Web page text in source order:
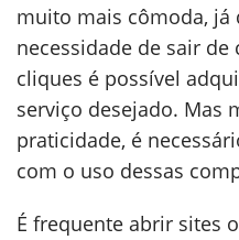
muito mais cômoda, já
necessidade de sair de
cliques é possível
serviço desejado. Mas
praticidade, é
com o uso dessas
É frequente abrir sites